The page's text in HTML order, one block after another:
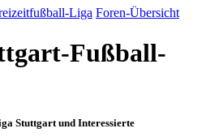
Liga Foren-Übersicht
Fußball-
Stuttgart und Interessierte